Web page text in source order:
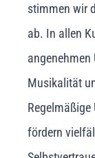
stimmen wir
ab. In allen
angenehmen
Musikalität
fördern